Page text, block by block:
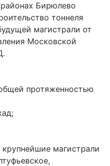
Бирюлево
тоннеля
магистрали от
Московской
протяженностью
магистрали